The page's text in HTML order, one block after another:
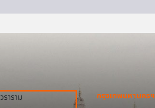
กรุงเทพมหานครฯ